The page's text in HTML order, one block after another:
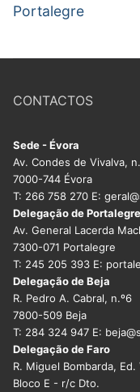
Portalegre
CONTACTOS
Sede - Évora
Av. Condes de Vivalva,
7000-744 Évora
T: 266 758 270 E:
Delegação de Portalegre
Av. General Lacerda
7300-071 Portalegre
T: 245 205 393 E:
Delegação de Beja
R. Pedro A. Cabral, n.º6
7800-509 Beja
T: 284 324 947 E:
Delegação de Faro
R. Miguel Bombarda,
Bloco E - r/c Dto.